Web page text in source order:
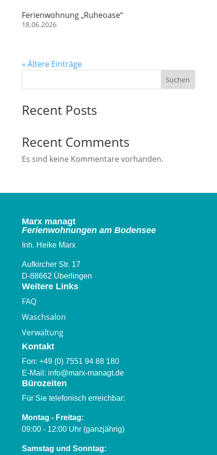
Ferienwohnung „Ruheoase“
18.06.2026
« Ältere Einträge
Suchen
Recent Posts
Recent Comments
Es sind keine Kommentare vorhanden.
Marx managt
Ferienwohnungen am Bodensee
Inh. Heike Marx
Aufkircher Str. 17
D-88662 Überlingen
Weitere Links
FAQ
Waschsalon
Verwaltung
Kontakt
Fon: +49 (0) 7551 94 88 180
E-Mail: info@marx-managt.de
Bürozeiten
Für Sie telefonisch erreichbar:
Montag - Freitag:
09:00 - 12:00 Uhr (ganzjährig)
Samstag und Sonntag: